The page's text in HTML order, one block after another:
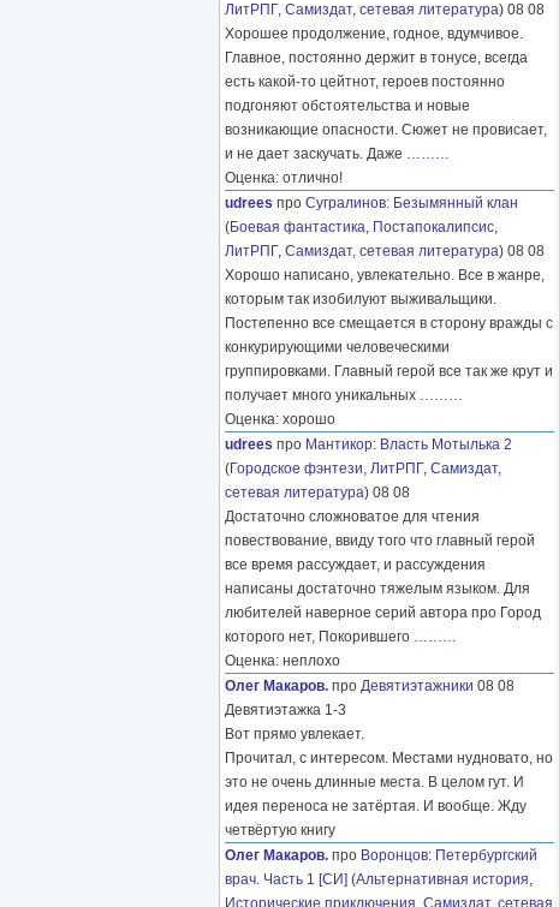
ЛитРПГ, Самиздат, сетевая литература) 08 08
Хорошее продолжение, годное, вдумчивое.
Главное, постоянно держит в тонусе, всегда
есть какой-то цейтнот, героев постоянно
подгоняют обстоятельства и новые
возникающие опасности. Сюжет не провисает,
и не дает заскучать. Даже ………
Оценка: отлично!
udrees про Сугралинов: Безымянный клан
(Боевая фантастика, Постапокалипсис,
ЛитРПГ, Самиздат, сетевая литература) 08 08
Хорошо написано, увлекательно. Все в жанре,
которым так изобилуют выживальщики.
Постепенно все смещается в сторону вражды с
конкурирующими человеческими
группировками. Главный герой все так же крут и
получает много уникальных ………
Оценка: хорошо
udrees про Мантикор: Власть Мотылька 2
(Городское фэнтези, ЛитРПГ, Самиздат,
сетевая литература) 08 08
Достаточно сложноватое для чтения
повествование, ввиду того что главный герой
все время рассуждает, и рассуждения
написаны достаточно тяжелым языком. Для
любителей наверное серий автора про Город
которого нет, Покорившего ………
Оценка: неплохо
Олег Макаров. про Девятиэтажники 08 08
Девятиэтажка 1-3
Вот прямо увлекает.
Прочитал, с интересом. Местами нудновато, но
это не очень длинные места. В целом гут. И
идея переноса не затёртая. И вообще. Жду
четвёртую книгу
Олег Макаров. про Воронцов: Петербургский
врач. Часть 1 [СИ] (Альтернативная история,